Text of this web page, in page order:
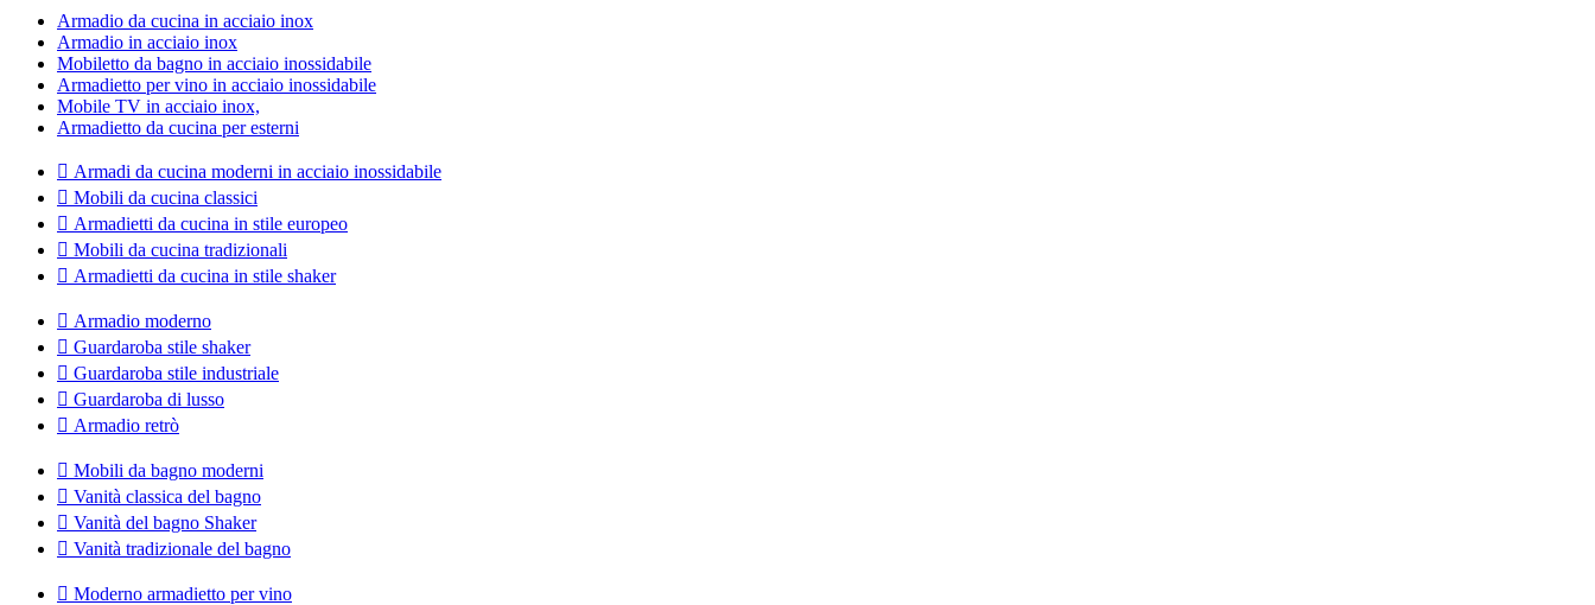
Armadio da cucina in acciaio inox
Armadio in acciaio inox
Mobiletto da bagno in acciaio inossidabile
Armadietto per vino in acciaio inossidabile
Mobile TV in acciaio inox,
Armadietto da cucina per esterni
 Armadi da cucina moderni in acciaio inossidabile
 Mobili da cucina classici
 Armadietti da cucina in stile europeo
 Mobili da cucina tradizionali
 Armadietti da cucina in stile shaker
 Armadio moderno
 Guardaroba stile shaker
 Guardaroba stile industriale
 Guardaroba di lusso
 Armadio retrò
 Mobili da bagno moderni
 Vanità classica del bagno
 Vanità del bagno Shaker
 Vanità tradizionale del bagno
 Moderno armadietto per vino